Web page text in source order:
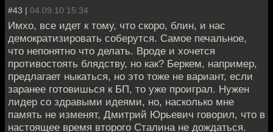
#43 | 04.09.10 15:34
Имхо, все идет к тому, что скоро, блин, и нас
демократизировать соберутся. Самое печальное,
что непонятно что делать. Вроде и хочется
противостоять блядству, но как? Беркем, например,
предлагает ныкаться, но это тоже не вариант, если
заранее готовишься к БП, то уже проиграл. Нужен
лидер со здравыми идеями, но, насколько мне
память не изменят, Дмитрий Юрьевич говорил, что в
настоящее время второго Сталина не дождаться.